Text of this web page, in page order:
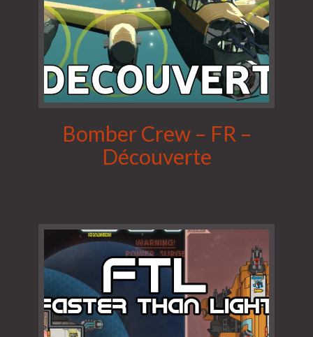
Bomber Crew – FR –
Découverte